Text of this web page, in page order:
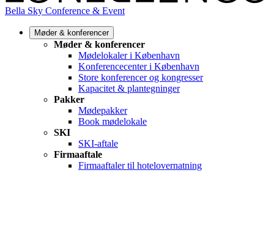
Bella Sky Conference & Event
Møder & konferencer
Møder & konferencer
Mødelokaler i København
Konferencecenter i København
Store konferencer og kongresser
Kapacitet & plantegninger
Pakker
Mødepakker
Book mødelokale
SKI
SKI-aftale
Firmaaftale
Firmaaftaler til hotelovernatning